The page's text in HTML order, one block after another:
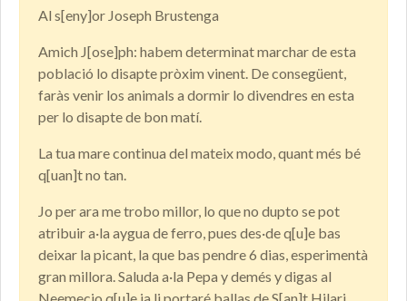
Al s[eny]or Joseph Brustenga
Amich J[ose]ph: habem determinat marchar de esta
població lo disapte pròxim vinent. De consegüent,
faràs venir los animals a dormir lo divendres en esta
per lo disapte de bon matí.
La tua mare continua del mateix modo, quant més bé
q[uan]t no tan.
Jo per ara me trobo millor, lo que no dupto se pot
atribuir a·la aygua de ferro, pues des·de q[u]e bas
deixar la picant, la que bas pendre 6 dias, esperimentà
gran millora. Saluda a·la Pepa y demés y digas al